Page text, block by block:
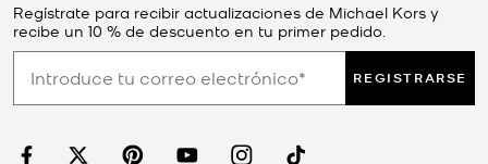
Regístrate para recibir actualizaciones de Michael Kors y
recibe un 10 % de descuento en tu primer pedido.
REGISTRARSE